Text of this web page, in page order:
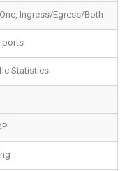
Ingress/Egress/Both
ports
Statistics